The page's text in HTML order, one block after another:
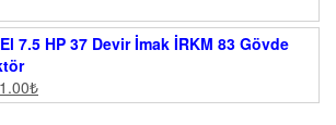
7.5 HP 37 Devir İmak İRKM 83 Gövde
1.00₺